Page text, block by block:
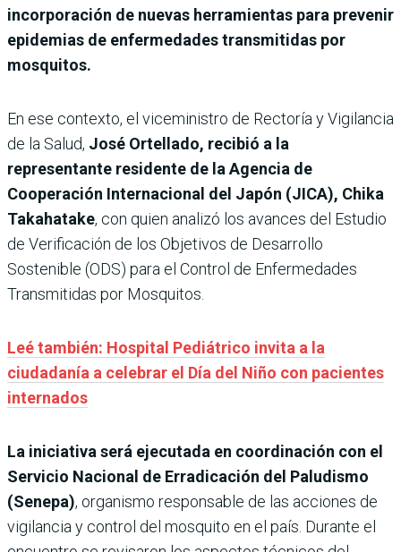
incorporación de nuevas herramientas para prevenir
epidemias de enfermedades transmitidas por
mosquitos.
En ese contexto, el viceministro de Rectoría y Vigilancia
de la Salud, José Ortellado, recibió a la
representante residente de la Agencia de
Cooperación Internacional del Japón (JICA), Chika
Takahatake, con quien analizó los avances del Estudio
de Verificación de los Objetivos de Desarrollo
Sostenible (ODS) para el Control de Enfermedades
Transmitidas por Mosquitos.
Leé también: Hospital Pediátrico invita a la
ciudadanía a celebrar el Día del Niño con pacientes
internados
La iniciativa será ejecutada en coordinación con el
Servicio Nacional de Erradicación del Paludismo
(Senepa), organismo responsable de las acciones de
vigilancia y control del mosquito en el país. Durante el